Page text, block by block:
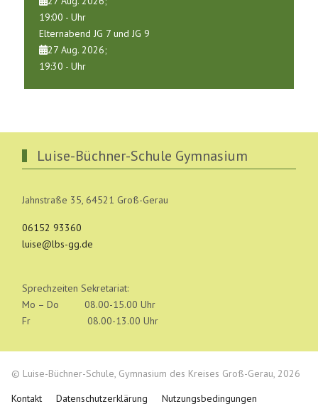
19:00 - Uhr
Elternabend JG 7 und JG 9
27 Aug. 2026;
19:30 - Uhr
Luise-Büchner-Schule Gymnasium
Jahnstraße 35, 64521 Groß-Gerau
06152 93360
luise@lbs-gg.de
Sprechzeiten Sekretariat:
Mo – Do 08.00-15.00 Uhr
Fr 08.00-13.00 Uhr
© Luise-Büchner-Schule, Gymnasium des Kreises Groß-Gerau, 2026
Kontakt
Datenschutzerklärung Nutzungsbedingungen